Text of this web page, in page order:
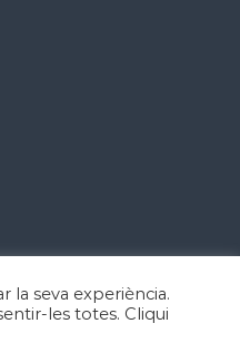
la seva experiència.
les totes. Cliqui